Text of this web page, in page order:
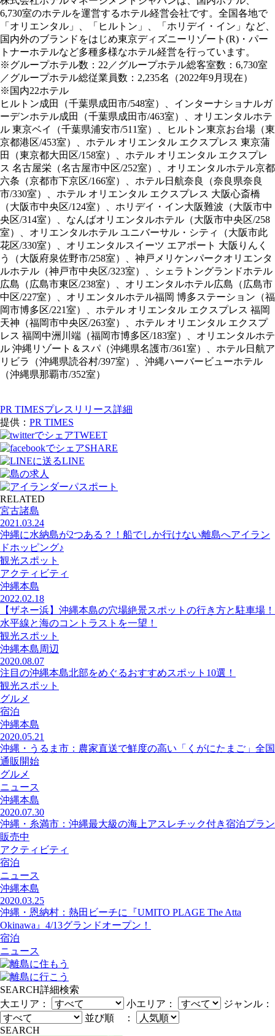
6,730室のホテルを運営するホテル経営会社です。全国各地で
「オリエンタル」、「ヒルトン」、「ホリデイ・イン」など、
国内外のブランドをはじめ東京ディズニーリゾート(R)・パー
トナーホテルなど多種多様なホテル経営を行っています。
※グループホテル数：22／グループホテル総客室数：6,730室
／グループホテル総従業員数：2,235名（2022年9月現在）
※国内22ホテル
ヒルトン成田（千葉県成田市/548室）、インターナショナルガ
ーデンホテル成田（千葉県成田市/463室）、オリエンタルホテ
ル 東京ベイ（千葉県浦安市/511室）、ヒルトン東京お台場（東
京都港区/453室）、ホテル オリエンタル エクスプレス 東京蒲
田（東京都大田区/158室）、ホテル オリエンタル エクスプレ
ス 名古屋栄（名古屋市中区/252室）、オリエンタルホテル京都
六条（京都市下京区/166室）、ホテル日航奈良（奈良県奈良
市/330室）、ホテル オリエンタル エクスプレス 大阪心斎橋
（大阪市中央区/124室）、ホリデイ・イン大阪難波（大阪市中
央区/314室）、なんばオリエンタルホテル（大阪市中央区/258
室）、オリエンタルホテル ユニバーサル・シティ（大阪市此
花区/330室）、オリエンタルスイーツ エアポート 大阪りんく
う（大阪府泉佐野市/258室）、神戸メリケンパークオリエンタ
ルホテル（神戸市中央区/323室）、シェラトングランドホテル
広島（広島市東区/238室）、オリエンタルホテル広島（広島市
中区/227室）、オリエンタルホテル福岡 博多ステーション（福
岡市博多区/221室）、ホテル オリエンタル エクスプレス 福岡
天神（福岡市中央区/263室）、ホテル オリエンタル エクスプ
レス 福岡中洲川端（福岡市博多区/183室）、オリエンタルホテ
ル 沖縄リゾート＆スパ（沖縄県名護市/361室）、ホテル日航ア
リビラ（沖縄県読谷村/397室）、沖縄ハーバービューホテル
（沖縄県那覇市/352室）
PR TIMESプレスリリース詳細
提供： PR TIMES
TWEET
SHARE
LINE
RELATED
宮古諸島
2021.03.24
沖縄に水納島が2つある？！船でしか行けない離島へアイラン
ドホッピング♪
観光スポット
アクティビティ
沖縄本島
2022.02.18
【ザネー浜】沖縄本島の穴場絶景スポットの行き方と駐車場！
水平線と海のコントラストを一望！
観光スポット
沖縄本島周辺
2020.08.07
注目の沖縄本島北部をめぐるおすすめスポット10選！
観光スポット
グルメ
宿泊
沖縄本島
2020.05.21
沖縄・うるま市：農家直送で鮮度の高い「くがにたまご」全国
通販開始
グルメ
ニュース
沖縄本島
2020.07.30
沖縄・糸満市：沖縄最大級の海上アスレチック付き宿泊プラン
販売中
アクティビティ
宿泊
ニュース
沖縄本島
2020.03.25
沖縄・恩納村：熱田ビーチに『UMITO PLAGE The Atta
Okinawa』4/13グランドオープン！
宿泊
ニュース
SEARCH詳細検索
大エリア：
小エリア：
ジャンル：
並び順 ：
SEARCH